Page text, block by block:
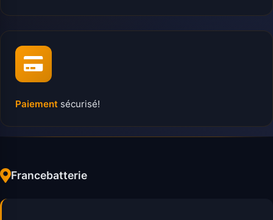
Paiement sécurisé!
Francebatterie